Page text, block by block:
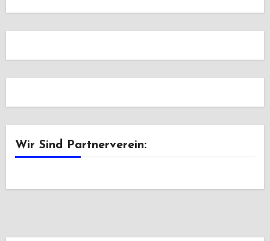
Wir Sind Partnerverein: